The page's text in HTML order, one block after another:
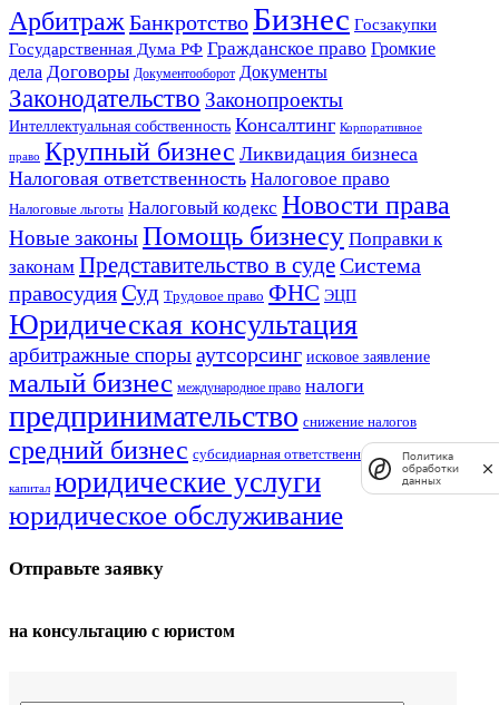
Арбитраж Банкротство Бизнес Госзакупки
Государственная Дума РФ Гражданское право Громкие
дела Договоры Документооборот Документы
Законодательство Законопроекты
Интеллектуальная собственность Консалтинг Корпоративное
право Крупный бизнес Ликвидация бизнеса
Налоговая ответственность Налоговое право
Налоговые льготы Налоговый кодекс Новости права
Новые законыПомощь бизнесу Поправки к
законам Представительство в судеСистема
правосудияСуд Трудовое право ФНС ЭЦП
Юридическая консультация
арбитражные спорыаутсорсинг исковое заявление
малый бизнес международное право налоги
предпринимательство снижение налогов
средний бизнес субсидиарная ответственность уставной
капитал юридические услуги
юридическое обслуживание
Отправьте заявку
на консультацию с юристом
Политика
обработки
данных